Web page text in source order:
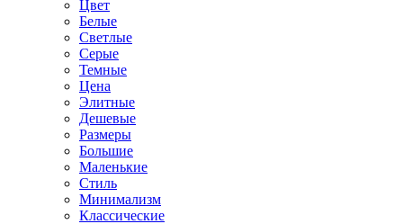
Цвет
Белые
Светлые
Серые
Темные
Цена
Элитные
Дешевые
Размеры
Большие
Маленькие
Стиль
Минимализм
Классические